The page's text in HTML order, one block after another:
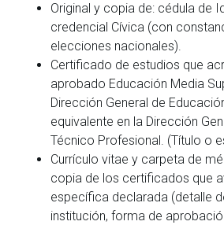
Original y copia de: cédula de
credencial Cívica (con
elecciones nacionales).
Certificado de estudios que
aprobado Educación Media
Dirección General de
equivalente en la Dirección
Técnico Profesional. (Título o
Currículo vitae y carpeta de
copia de los certificados que
específica declarada (detalle
institución, forma de